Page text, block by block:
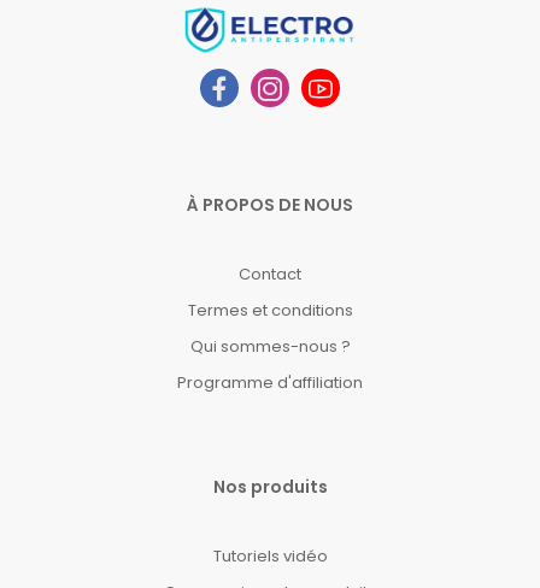
À PROPOS DE NOUS
Contact
Termes et conditions
Qui sommes-nous ?
Programme d'affiliation
Nos produits
Tutoriels vidéo